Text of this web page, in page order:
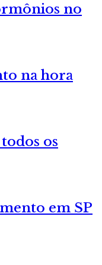
no
na hora
os
em SP